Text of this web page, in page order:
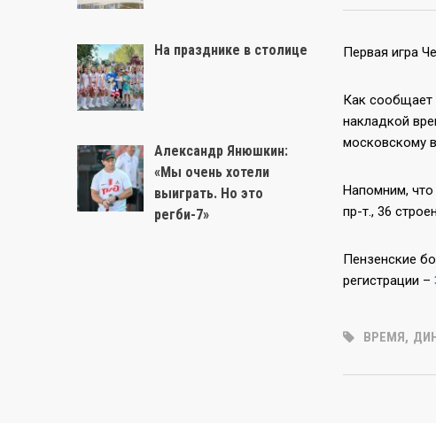
Первая игра
Как сообщает
накладкой
московскому
Напомним, что
пр-т., 36
Пензенские
регистрации –
ВРЕМЯ,
На празднике в столице
Александр Янюшкин:
«Мы очень хотели
выиграть. Но это
регби-7»